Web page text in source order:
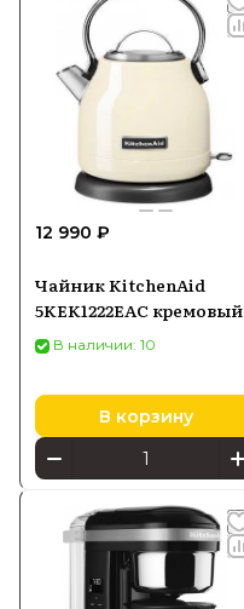
12 990 ₽
Чайник KitchenAid
5KEK1222EAC кремовый
В наличии: 10
В корзину